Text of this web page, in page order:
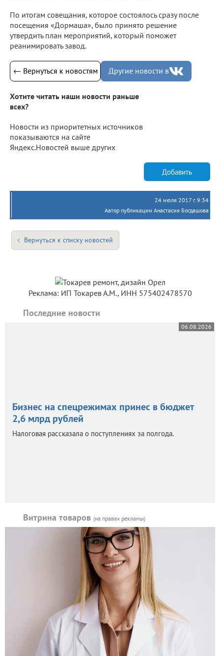
По итогам совещания, которое состоялось сразу после
посещения «Дормаша», было принято решение
утвердить план мероприятий, который поможет
реанимировать завод.
← Вернуться к новостям Другие новости в
Хотите читать наши новости раньше
всех?
Новости из приоритетных источников
показываются на сайте
Яндекс.Новостей выше других
Добавить
24 июля 2017 г. 9:34
Автор публикации Анастасия Богдашова
Вернуться к списку новостей
Реклама: ИП Токарев А.М., ИНН 575402478570
Последние новости
06.08.2026
Бизнес на спецрежимах принес в бюджет
2,6 млрд рублей
Налоговая рассказала о поступлениях за полгода.
Витрина товаров (на правах рекламы)